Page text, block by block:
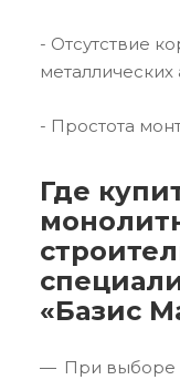
- Отсутствие
металлических
- Простота
Где
«Базис
При выборе